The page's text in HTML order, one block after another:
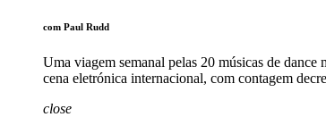
com Paul Rudd
Uma viagem semanal pelas 20 músicas de
cena eletrónica internacional, com contagem
close